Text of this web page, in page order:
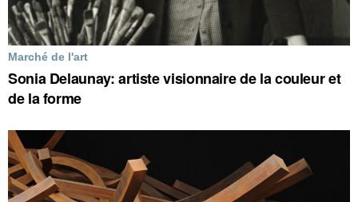
Marché de l'art
Sonia Delaunay: artiste visionnaire de la couleur et
de la forme